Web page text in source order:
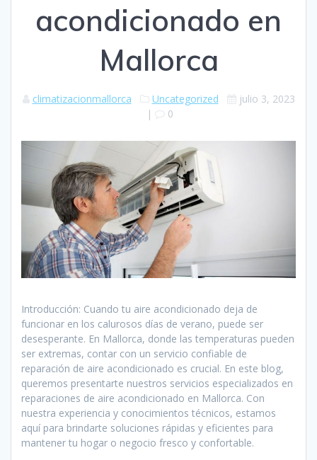
acondicionado en
Mallorca
climatizacionmallorca Uncategorized
julio 3, 2023
|
0
Introducción: Cuando tu aire acondicionado deja de
funcionar en los calurosos días de verano, puede ser
desesperante. En Mallorca, donde las temperaturas pueden
ser extremas, contar con un servicio confiable de
reparación de aire acondicionado es crucial. En este blog,
queremos presentarte nuestros servicios especializados en
reparaciones de aire acondicionado en Mallorca. Con
nuestra experiencia y conocimientos técnicos, estamos
aquí para brindarte soluciones rápidas y eficientes para
mantener tu hogar o negocio fresco y confortable.